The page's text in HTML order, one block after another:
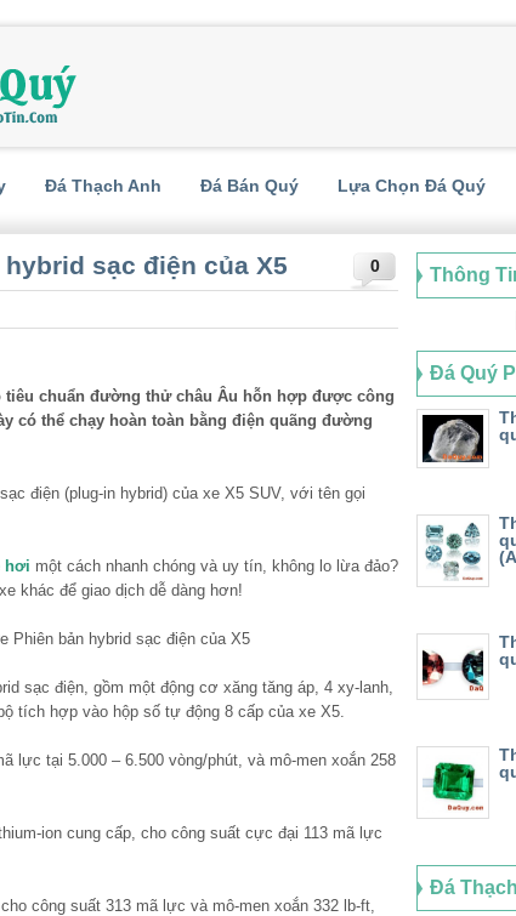
Đá Thạch Anh Đá Bán Quý Lựa Chọn Đá Quý
0
sạc điện của X5
chuẩn đường thử châu Âu hỗn hợp được công
có thể chạy hoàn toàn bằng điện quãng đường
điện (plug-in hybrid) của xe X5 SUV, với tên gọi
hơi một cách nhanh chóng và uy tín, không lo lừa đảo?
khác để giao dịch dễ dàng hơn!
sạc điện, gồm một động cơ xăng tăng áp, 4 xy-lanh,
tích hợp vào hộp số tự động 8 cấp của xe X5.
lực tại 5.000 – 6.500 vòng/phút, và mô-men xoắn 258
ion cung cấp, cho công suất cực đại 113 mã lực
công suất 313 mã lực và mô-men xoắn 332 lb-ft,
Thông
Đá Quý
Đá